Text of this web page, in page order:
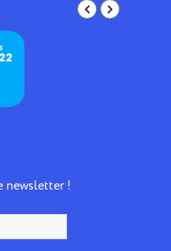
S
22
newsletter !